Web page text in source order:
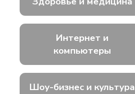
Интернет и
компьютеры
Шоу-бизнес и культура